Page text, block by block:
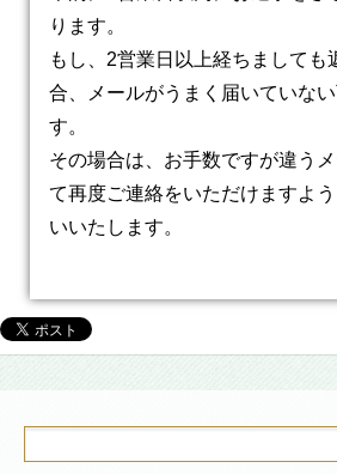
ります。
もし、2営業日以上経ちましても
合、メールがうまく届いていな
す。
その場合は、お手数ですが違う
て再度ご連絡をいただけますよ
いいたします。